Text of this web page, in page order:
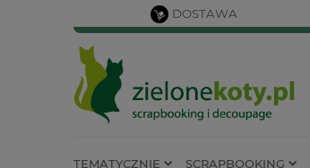
DOSTAWA
TEMATYCZNIE SCRAPBOOKING